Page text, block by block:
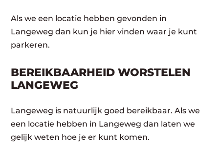
Als we een locatie hebben gevonden in
Langeweg dan kun je hier vinden waar je kunt
parkeren.
BEREIKBAARHEID WORSTELEN
LANGEWEG
Langeweg is natuurlijk goed bereikbaar. Als we
een locatie hebben in Langeweg dan laten we
gelijk weten hoe je er kunt komen.